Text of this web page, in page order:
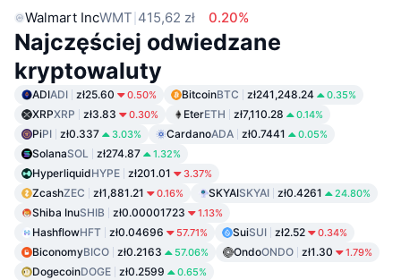
Walmart IncWMT 415,62 zł 0.20%
Najczęściej odwiedzane
kryptowaluty
ADIADI zł25.60 0.50% BitcoinBTC zł241,248.24 0.35%
XRPXRP zł3.83 0.30% EterETH zł7,110.28 0.14%
PiPI zł0.337 3.03% CardanoADA zł0.7441 0.05%
SolanaSOL zł274.87 1.32%
HyperliquidHYPE zł201.01 3.37%
ZcashZEC zł1,881.21 0.16% SKYAISKYAI zł0.4261 24.80%
Shiba InuSHIB zł0.00001723 1.13%
HashflowHFT zł0.04696 57.71% SuiSUI zł2.52 0.34%
BiconomyBICO zł0.2163 57.06% OndoONDO zł1.30 1.79%
DogecoinDOGE zł0.2599 0.65%